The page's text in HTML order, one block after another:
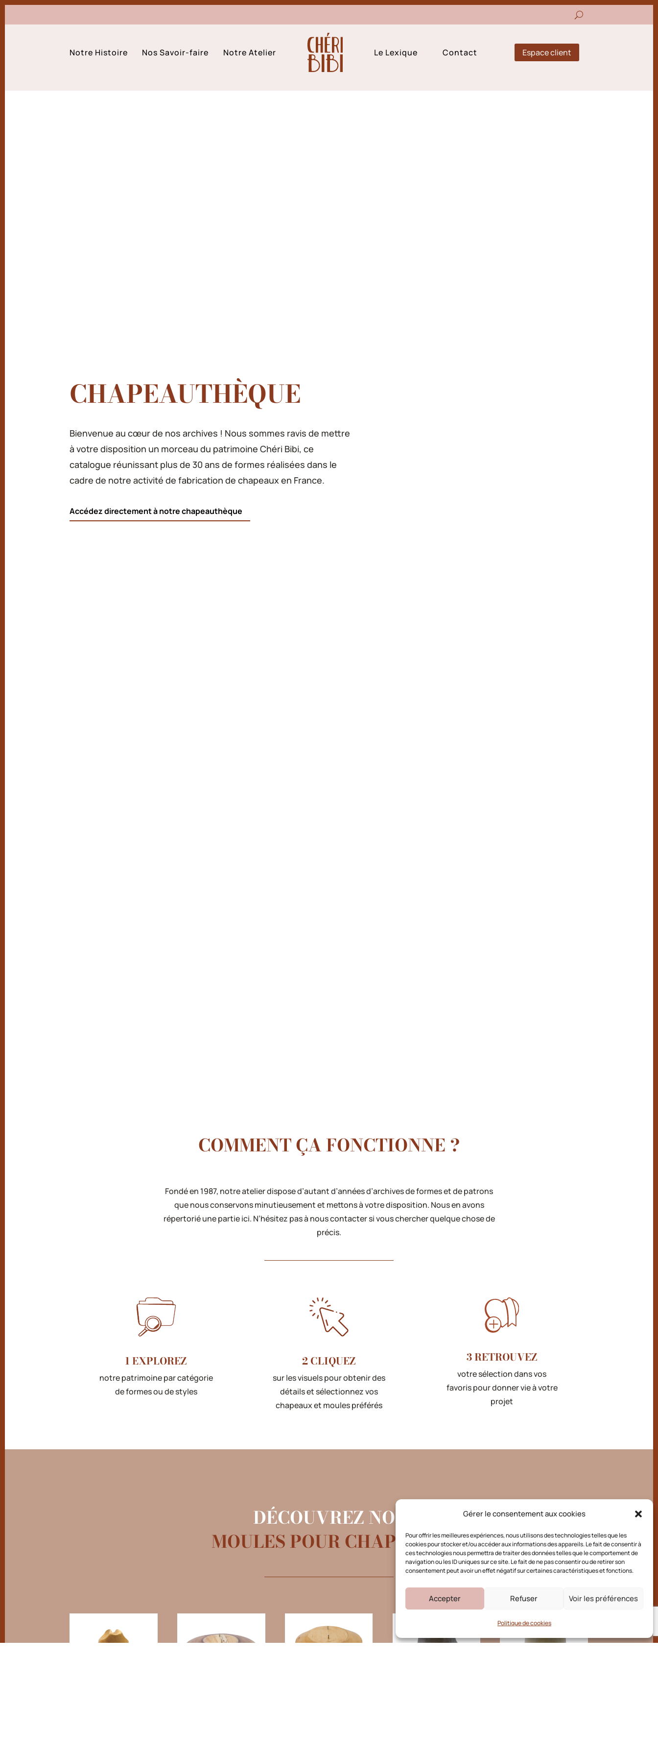
Gérer le consentement aux cookies
Pour offrir les meilleures expériences, nous utilisons des technologies telles que les
cookies pour stocker et/ou accéder aux informations des appareils. Le fait de consentir à
ces technologies nous permettra de traiter des données telles que le comportement de
navigation ou les ID uniques sur ce site. Le fait de ne pas consentir ou de retirer son
consentement peut avoir un effet négatif sur certaines caractéristiques et fonctions.
Accepter Refuser Voir les préférences
Politique de cookies
Notre Histoire Nos Savoir-faire Notre Atelier Le Lexique Contact Espace client
CHAPEAUTHÈQUE
Bienvenue au cœur de nos archives ! Nous sommes ravis de mettre
à votre disposition un morceau du patrimoine Chéri Bibi, ce
catalogue réunissant plus de 30 ans de formes réalisées dans le
cadre de notre activité de fabrication de chapeaux en France.
Accédez directement à notre chapeauthèque
COMMENT ÇA FONCTIONNE ?
Fondé en 1987, notre atelier dispose d’autant d’années d’archives de formes et de patrons
que nous conservons minutieusement et mettons à votre disposition. Nous en avons
répertorié une partie ici. N’hésitez pas à nous contacter si vous chercher quelque chose de
précis.
1 EXPLOREZ
notre patrimoine par catégorie
de formes ou de styles
2 CLIQUEZ
sur les visuels pour obtenir des
détails et sélectionnez vos
chapeaux et moules préférés
3 RETROUVEZ
votre sélection dans vos
favoris pour donner vie à votre
projet
DÉCOUVREZ NOS
MOULES POUR CHAPEAUX